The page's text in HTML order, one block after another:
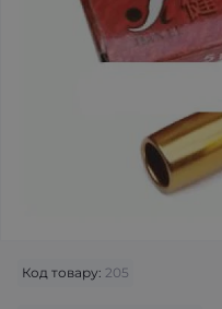
Код товару: 205